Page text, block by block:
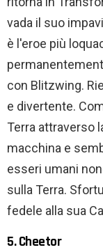
vada il suo
è l'eroe più
con Blitzwing.
e divertente.
Terra attraverso
macchina e
esseri umani
sulla Terra.
fedele alla sua
5. Cheetor